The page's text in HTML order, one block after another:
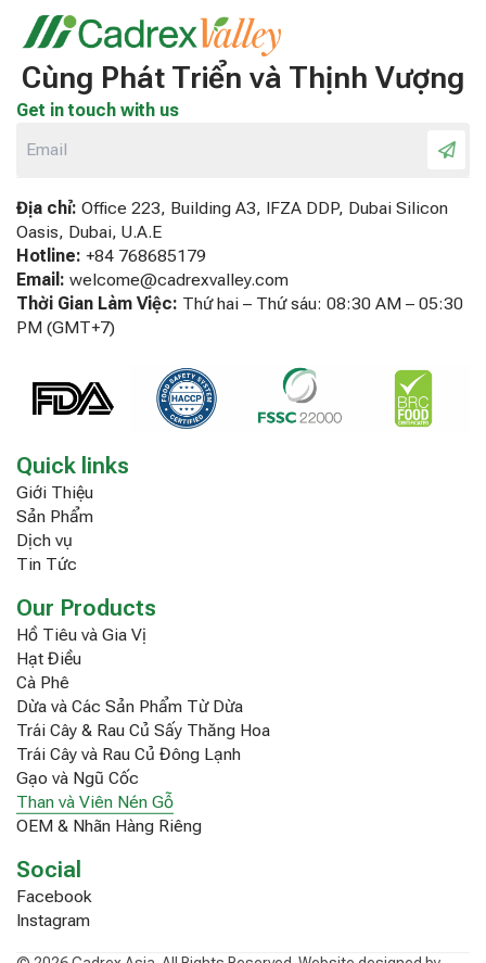
Cùng Phát Triển và Thịnh Vượng
Get in touch with us
Địa chỉ: Office 223, Building A3, IFZA DDP, Dubai Silicon
Oasis, Dubai, U.A.E
Hotline: +84 768685179
Email: welcome@cadrexvalley.com
Thời Gian Làm Việc: Thứ hai – Thứ sáu: 08:30 AM – 05:30
PM (GMT+7)
Quick links
Giới Thiệu
Sản Phẩm
Dịch vụ
Tin Tức
Our Products
Hồ Tiêu và Gia Vị
Hạt Điều
Cà Phê
Dừa và Các Sản Phẩm Từ Dừa
Trái Cây & Rau Củ Sấy Thăng Hoa
Trái Cây và Rau Củ Đông Lạnh
Gạo và Ngũ Cốc
Than và Viên Nén Gỗ
OEM & Nhãn Hàng Riêng
Social
Facebook
Instagram